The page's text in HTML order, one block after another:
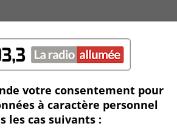
Bisons de St-Eustache, lors du
votre consentement pour
à caractère personnel
les cas suivants :